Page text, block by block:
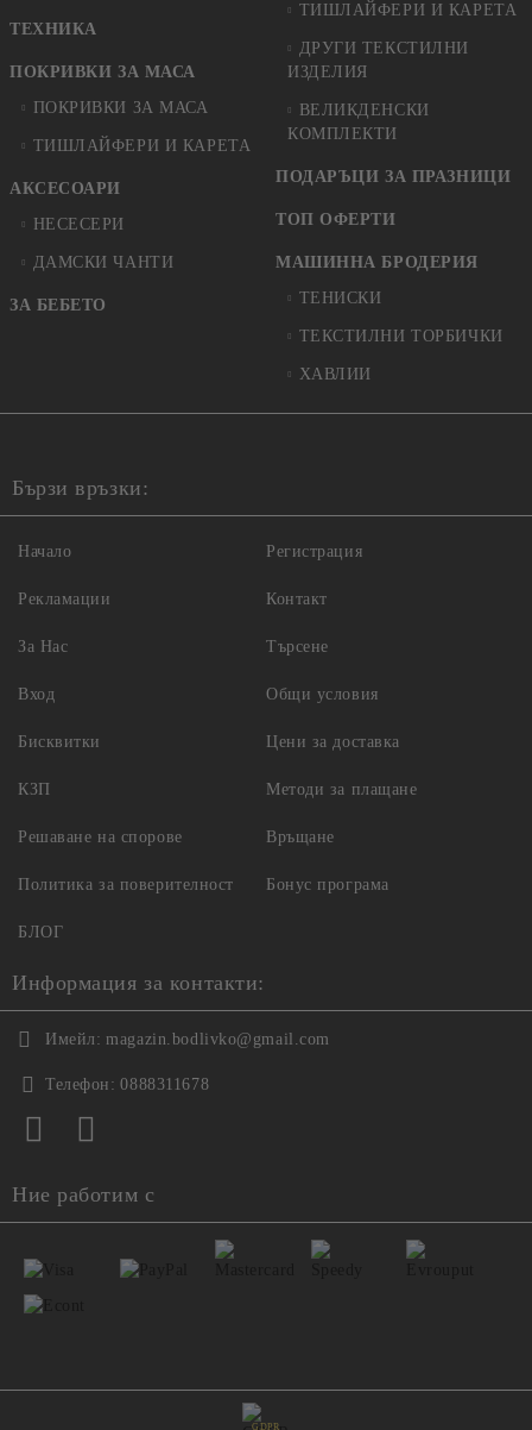
ТЕХНИКА
ПОКРИВКИ ЗА МАСА
ПОКРИВКИ ЗА МАСА
ТИШЛАЙФЕРИ И КАРЕТА
АКСЕСОАРИ
НЕСЕСЕРИ
ДАМСКИ ЧАНТИ
ЗА БЕБЕТО
ТИШЛАЙФЕРИ И КАРЕТА
ДРУГИ ТЕКСТИЛНИ
ИЗДЕЛИЯ
ВЕЛИКДЕНСКИ
КОМПЛЕКТИ
ПОДАРЪЦИ ЗА ПРАЗНИЦИ
ТОП ОФЕРТИ
МАШИННА БРОДЕРИЯ
ТЕНИСКИ
ТЕКСТИЛНИ ТОРБИЧКИ
ХАВЛИИ
Бързи връзки:
Начало
Рекламации
За Нас
Вход
Регистрация
Контакт
Търсене
Общи условия
Бисквитки
КЗП
Решаване на спорове
Политика за поверителност
Цени за доставка
Методи за плащане
Връщане
Бонус програма
БЛОГ
Информация за контакти:
Имейл: magazin.bodlivko@gmail.com
Телефон: 0888311678
Ние работим с
GDPR